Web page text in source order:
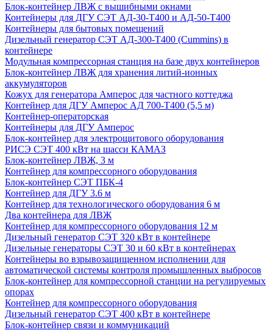
Блок-контейнер ЛВЖ с вышибными окнами
Контейнеры для ДГУ СЭТ АД-30-Т400 и АД-50-Т400
Контейнеры для бытовых помещений
Дизельный генератор СЭТ АД-300-Т400 (Cummins) в
контейнере
Модульная компрессорная станция на базе двух контейнеров
Блок-контейнер ЛВЖ для хранения литий-ионных
аккумуляторов
Кожух для генератора Амперос для частного коттеджа
Контейнер для ДГУ Амперос АД 700-Т400 (5,5 м)
Контейнер-операторская
Контейнеры для ДГУ Амперос
Блок-контейнер для электрощитового оборудования
РИСЭ СЭТ 400 кВт на шасси КАМАЗ
Блок-контейнер ЛВЖ, 3 м
Контейнер для компрессорного оборудования
Блок-контейнер СЭТ ПБК-4
Контейнер для ДГУ 3.6 м
Контейнер для технологического оборудования 6 м
Два контейнера для ЛВЖ
Контейнер для компрессорного оборудования 12 м
Дизельный генератор СЭТ 320 кВт в контейнере
Дизельные генераторы СЭТ 30 и 60 кВт в контейнерах
Контейнеры во взрывозащищенном исполнении для
автоматической системы контроля промышленных выбросов
Блок-контейнер для компрессорной станции на регулируемых
опорах
Контейнер для компрессорного оборудования
Дизельный генератор СЭТ 400 кВт в контейнере
Блок-контейнер связи и коммуникаций